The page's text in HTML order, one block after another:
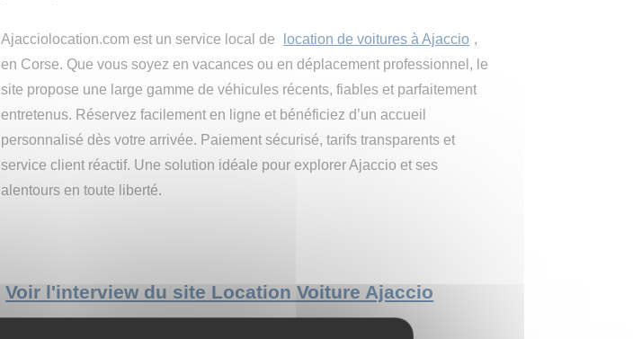
Ajacciolocation.com est un service local de location de voitures à Ajaccio ,
en Corse. Que vous soyez en vacances ou en déplacement professionnel, le
site propose une large gamme de véhicules récents, fiables et parfaitement
entretenus. Réservez facilement en ligne et bénéficiez d’un accueil
personnalisé dès votre arrivée. Paiement sécurisé, tarifs transparents et
service client réactif. Une solution idéale pour explorer Ajaccio et ses
alentours en toute liberté.
Voir l'interview du site Location Voiture Ajaccio